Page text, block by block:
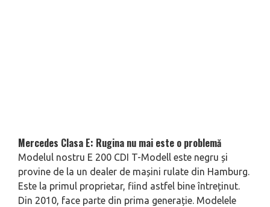
Mercedes Clasa E: Rugina nu mai este o problemă
Modelul nostru E 200 CDI T-Modell este negru și
provine de la un dealer de mașini rulate din Hamburg.
Este la primul proprietar, fiind astfel bine întreținut.
Din 2010, face parte din prima generație. Modelele